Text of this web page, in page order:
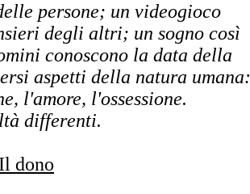
persone; un videogioco
degli altri; un sogno così
conoscono la data della
aspetti della natura umana:
l'amore, l'ossessione.
differenti.
dono